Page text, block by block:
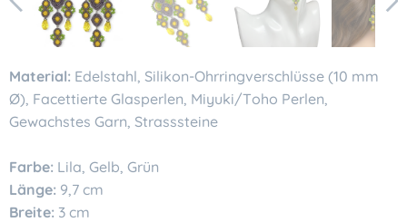
Material: Edelstahl, Silikon-Ohrringverschlüsse (10 mm
Ø), Facettierte Glasperlen, Miyuki/Toho Perlen,
Gewachstes Garn, Strasssteine
Farbe: Lila, Gelb, Grün
Länge: 9,7 cm
Breite: 3 cm